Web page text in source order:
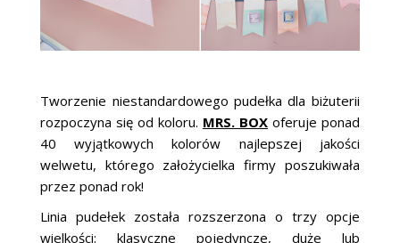
Tworzenie niestandardowego pudełka dla biżuterii
rozpoczyna się od koloru. MRS. BOXoferuje ponad
40 wyjątkowych kolorów najlepszej jakości
welwetu, którego założycielka firmy poszukiwała
przez ponad rok!
Linia pudełek została rozszerzona o trzy opcje
wielkości: klasyczne pojedyncze, duże lub